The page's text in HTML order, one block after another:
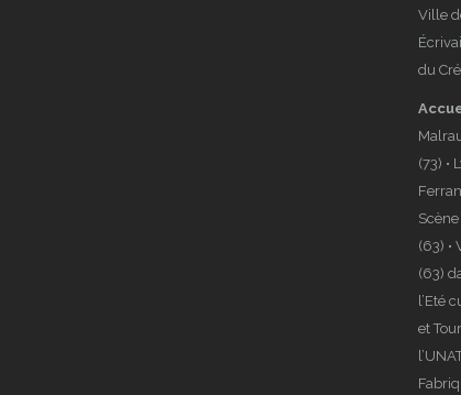
Ville
du
(73) •
(63) •
(63)
l’Eté
et